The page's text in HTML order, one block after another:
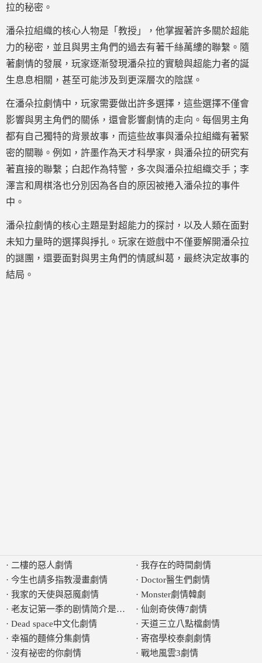
拉的秘密。
潘朵拉組織的核心人物是「教授」，他掌握著許多關於超能
力的秘密，並且與男主角們的過去有著千絲萬縷的聯繫。隨
著劇情的發展，玩家逐漸發現潘朵拉的實驗與超能力者的誕
生息息相關，甚至可能涉及到更深層次的陰謀。
在潘朵拉劇情中，玩家需要做出許多選擇，這些選擇不僅會
影響與男主角們的關係，還會影響劇情的走向。每個男主角
都有自己獨特的背景故事，而這些故事與潘朵拉組織有著緊
密的關聯。例如，許墨作為天才科學家，與潘朵拉的研究有
著直接的聯繫；白起作為特警，多次與潘朵拉組織交手；李
澤言和周棋洛也分別因為各自的原因被捲入潘朵拉的事件
中。
潘朵拉劇情的核心主題是對超能力的探討，以及人類在面對
未知力量時的選擇與掙扎。玩家在遊戲中不僅要解開潘朵拉
的謎團，還要面對與男主角們的情感糾葛，最終決定故事的
結局。
· 二樓的惡人劇情
· 今生也請多指教漫畫劇情
· 我家的天使與惡魔劇情
· 老友记第一季的剧情简介是什么
· Dead space中文化劇情
· 幸福的麵條分集劇情
· 沒有祕密的你劇情
· 我存在的時間劇情
· Doctor醫生們劇情
· Monster劇情韓劇
· 仙劍奇俠傳7劇情
· 天道三立八點檔劇情
· 寄宿學校泰劇劇情
· 戰地風雲3劇情